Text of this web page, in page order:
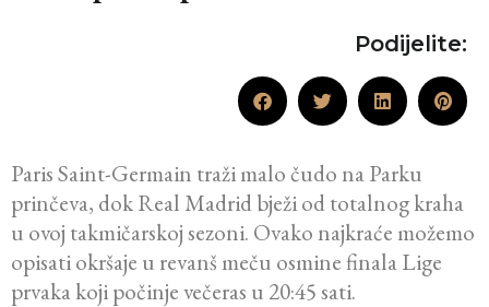
Podijelite:
Paris Saint-Germain traži malo čudo na Parku
prinčeva, dok Real Madrid bježi od totalnog kraha
u ovoj takmičarskoj sezoni. Ovako najkraće možemo
opisati okršaje u revanš meču osmine finala Lige
prvaka koji počinje večeras u 20:45 sati.